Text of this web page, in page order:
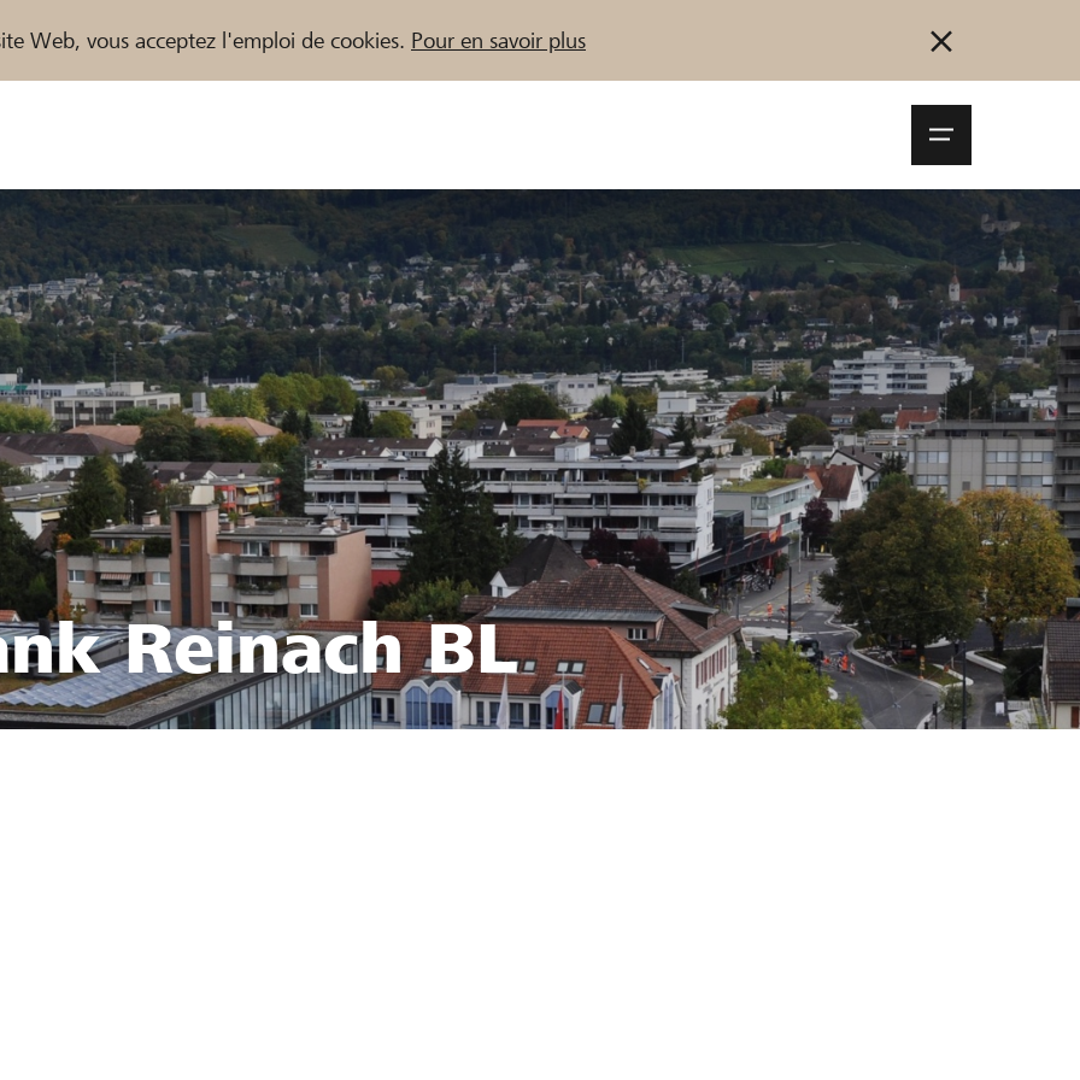
Web, vous acceptez l'emploi de cookies. Pour en savoir plus
/ Banques Raiffeisen Se connecter S'inscrire
Démarrez maintenant
Reinach BL